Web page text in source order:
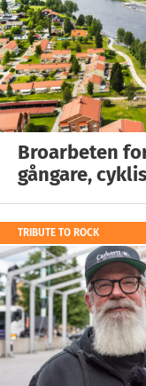
Broarbeten
gångare,
TRIBUTE TO ROCK